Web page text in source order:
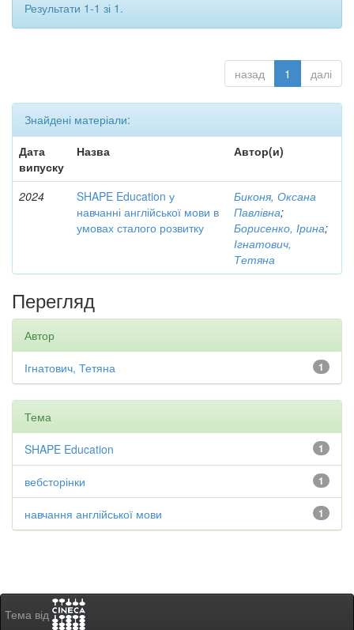
Результати 1-1 зі 1.
назад 1 далі
Знайдені матеріали:
Дата
випуску
Назва Автор(и)
2024
SHAPE Education у
навчанні англійської мови в
умовах сталого розвитку
Биконя, Оксана
Павлівна;
Борисенко, Ірина;
Ігнатович,
Тетяна
Перегляд
Автор
1
Ігнатович, Тетяна
Тема
1
SHAPE Education
1
вебсторінки
1
навчання англійської мови
Тема від